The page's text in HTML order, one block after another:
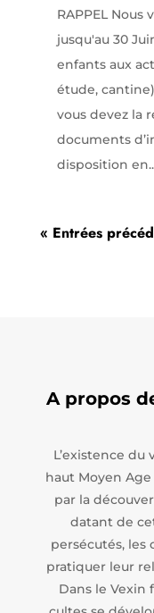
RAPPEL Nous
jusqu'au 30
enfants aux
étude,
vous devez la
documents
disposition
« Entrées
A propos
L’existence
haut Moyen
par la
datant de
persécutés,
pratiquer leur
Dans le Vexin